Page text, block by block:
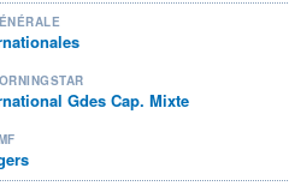
Gdes Cap. Mixte